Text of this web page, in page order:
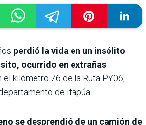
perdió la vida en un insólito
ocurrido en extrañas
el kilómetro 76 de la Ruta PY06,
de Itapúa.
se desprendió de un camión de